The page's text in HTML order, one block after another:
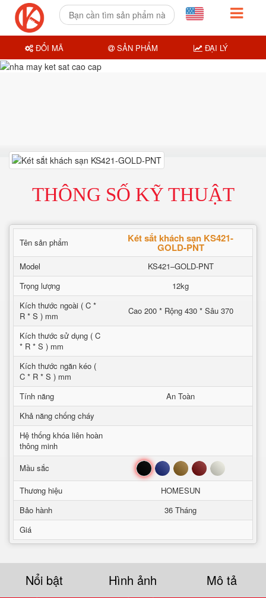
THÔNG SỐ KỸ THUẬT
Tên sản phẩm Két sắt khách sạn KS421-
GOLD-PNT
Model
KS421–GOLD-PNT
Trọng lượng
12kg
Kích thước ngoài ( C *
R * S ) mm
Cao 200 * Rộng 430 * Sâu 370
Kích thước sử dụng ( C
* R * S ) mm
Kích thước ngăn kéo (
C * R * S ) mm
Tính năng
An Toàn
Khả năng chống cháy
Hệ thống khóa liên hoàn
thông minh
Mầu sắc
Đen Xanh Nâu Đỏ Trắng
Thương hiệu
HOMESUN
Bảo hành
36 Tháng
Giá
Nổi bật Hình ảnh Mô tả
ĐỔI MÃ SẢN PHẨM ĐẠI LÝ